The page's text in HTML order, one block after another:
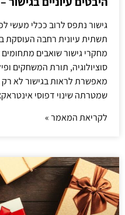
גישור נתפס לרוב ככלי מעשי
תשתית עיונית רחבה העוסקת
מחקרי גישור שואבים
סוציולוגיה, תורת המשחקים
מאפשרת לראות בגישור לא
שמטרתה שינוי דפוסי
לקריאת המאמר »